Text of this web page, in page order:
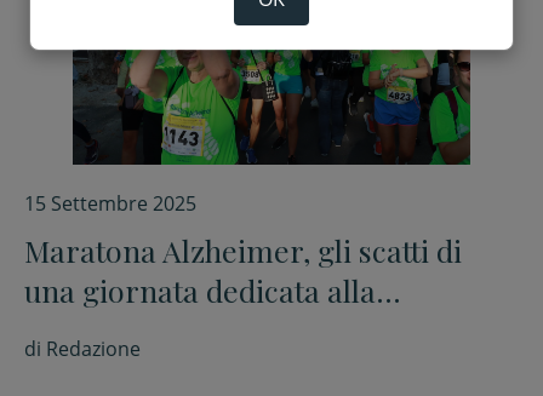
15 Settembre 2025
Maratona Alzheimer, gli scatti di
una giornata dedicata alla
solidarietà
di Redazione